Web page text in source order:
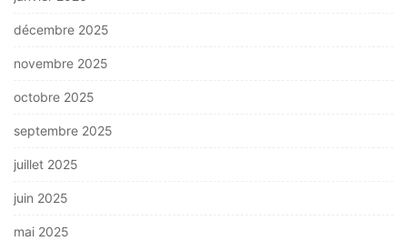
décembre 2025
novembre 2025
octobre 2025
septembre 2025
juillet 2025
juin 2025
mai 2025